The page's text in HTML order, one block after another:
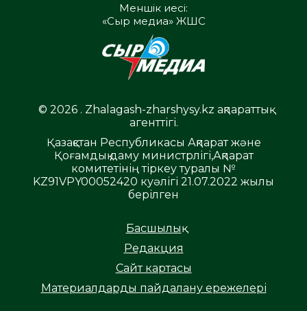
Меншік иесі:
«Сыр медиа» ЖШС
© 2026 . Zhalagash-zharshysy.kz ақпараттық
агенттігі.
Қазақстан Республикасы Ақпарат және
Қоғамдық даму министрлігі,Ақпарат
комитетінің тіркеу туралы №
KZ91VPY00052420 куәлігі 21.07.2022 жылы
берілген
Басшылық
Редакция
Сайт картасы
Материалдарды пайдалану ережелері